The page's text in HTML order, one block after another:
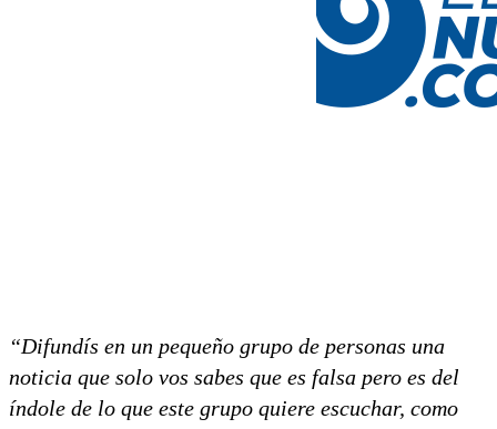
“Difundís en un pequeño grupo de personas una
noticia que solo vos sabes que es falsa pero es del
índole de lo que este grupo quiere escuchar, como